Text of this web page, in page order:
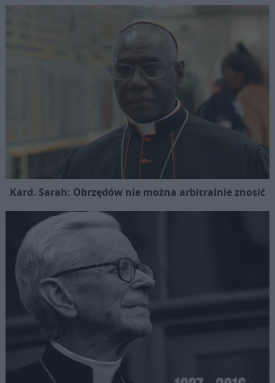
Kard. Sarah: Obrzędów nie można arbitralnie znosić